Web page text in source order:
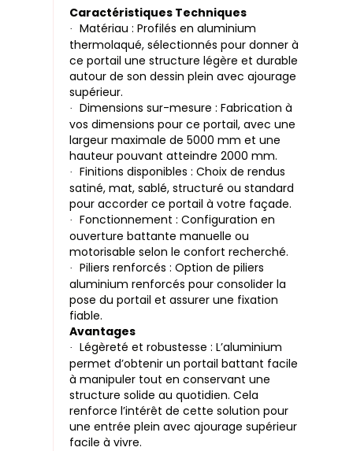
Caractéristiques Techniques
·
Matériau : Profilés en aluminium
thermolaqué, sélectionnés pour donner à
ce portail une structure légère et durable
autour de son dessin plein avec ajourage
supérieur.
·
Dimensions sur-mesure : Fabrication à
vos dimensions pour ce portail, avec une
largeur maximale de 5000 mm et une
hauteur pouvant atteindre 2000 mm.
·
Finitions disponibles : Choix de rendus
satiné, mat, sablé, structuré ou standard
pour accorder ce portail à votre façade.
·
Fonctionnement : Configuration en
ouverture battante manuelle ou
motorisable selon le confort recherché.
·
Piliers renforcés : Option de piliers
aluminium renforcés pour consolider la
pose du portail et assurer une fixation
fiable.
Avantages
·
Légèreté et robustesse : L’aluminium
permet d’obtenir un portail battant facile
à manipuler tout en conservant une
structure solide au quotidien. Cela
renforce l’intérêt de cette solution pour
une entrée plein avec ajourage supérieur
facile à vivre.